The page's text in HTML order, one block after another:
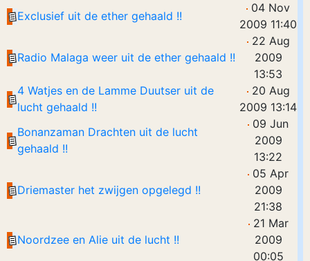
Exclusief uit de ether gehaald !!
04 Nov
2009 11:40
Radio Malaga weer uit de ether gehaald !!
22 Aug
2009
13:53
4 Watjes en de Lamme Duutser uit de
lucht gehaald !!
20 Aug
2009 13:14
Bonanzaman Drachten uit de lucht
gehaald !!
09 Jun
2009
13:22
Driemaster het zwijgen opgelegd !!
05 Apr
2009
21:38
Noordzee en Alie uit de lucht !!
21 Mar
2009
00:05